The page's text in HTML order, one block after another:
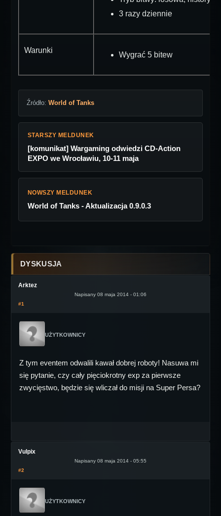
3 razy dziennie
Warunki
Wygrać 5 bitew
Źródło: World of Tanks
STARSZY MELDUNEK
[komunikat] Wargaming odwiedzi CD-Action
EXPO we Wrocławiu, 10-11 maja
NOWSZY MELDUNEK
World of Tanks - Aktualizacja 0.9.0.3
DYSKUSJA
Arktez
Napisany 08 maja 2014 - 01:06
#1
UŻYTKOWNICY
Z tym eventem odwalili kawał dobrej roboty! Nasuwa mi
się pytanie, czy cały pięciokrotny exp za pierwsze
zwycięstwo, będzie się wliczał do misji na Super Persa?
Vulpix
Napisany 08 maja 2014 - 05:55
#2
UŻYTKOWNICY